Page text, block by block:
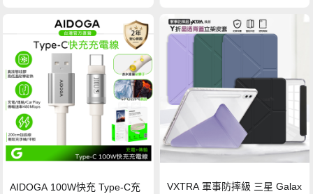
AIDOGA 100W快充 Type-C充
VXTRA 軍事防摔級 三星 Galax